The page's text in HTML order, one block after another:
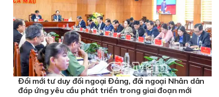
Đổi mới tư duy đối ngoại Đảng, đối ngoại Nhân dân
đáp ứng yêu cầu phát triển trong giai đoạn mới